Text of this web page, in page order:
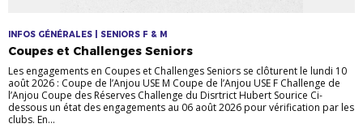
INFOS GÉNÉRALES | SENIORS F & M
Coupes et Challenges Seniors
Les engagements en Coupes et Challenges Seniors se clôturent le lundi 10
août 2026 : Coupe de l’Anjou USE M Coupe de l’Anjou USE F Challenge de
l’Anjou Coupe des Réserves Challenge du Disrtrict Hubert Sourice Ci-
dessous un état des engagements au 06 août 2026 pour vérification par les
clubs. En...